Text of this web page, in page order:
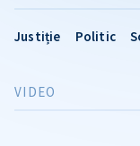
Justiție Politic
VIDEO